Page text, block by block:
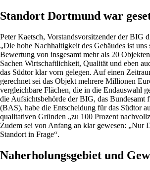
Standort Dortmund war
Peter Kaetsch, Vorstandsvorsitzender der BIG
„Die hohe Nachhaltigkeit des Gebäudes ist
Bewertung von insgesamt mehr als 20
Sachen Wirtschaftlichkeit, Qualität und eben
das Südtor klar vorn gelegen. Auf einen
gerechnet sei das Objekt mehrere Millionen
vergleichbare Flächen, die in die Endauswahl
die Aufsichtsbehörde der BIG, das Bundesamt
(BAS), habe die Entscheidung für das Südtor
qualitativen Gründen „zu 100 Prozent
Zudem sei von Anfang an klar gewesen: „Nur
Standort in Frage“.
Naherholungsgebiet und